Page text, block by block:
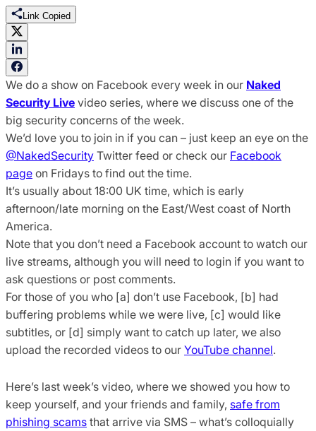
Link Copied
We do a show on Facebook every week in our Naked
Security Live video series, where we discuss one of the
big security concerns of the week.
We’d love you to join in if you can – just keep an eye on the
@NakedSecurity Twitter feed or check our Facebook
page on Fridays to find out the time.
It’s usually about 18:00 UK time, which is early
afternoon/late morning on the East/West coast of North
America.
Note that you don’t need a Facebook account to watch our
live streams, although you will need to login if you want to
ask questions or post comments.
For those of you who [a] don’t use Facebook, [b] had
buffering problems while we were live, [c] would like
subtitles, or [d] simply want to catch up later, we also
upload the recorded videos to our YouTube channel.
Here’s last week’s video, where we showed you how to
keep yourself, and your friends and family, safe from
phishing scams that arrive via SMS – what’s colloquially